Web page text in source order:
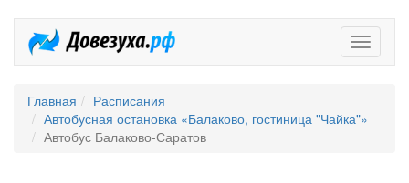
Главная
Расписания
Автобусная остановка «Балаково, гостиница "Чайка"»
Автобус Балаково-Саратов